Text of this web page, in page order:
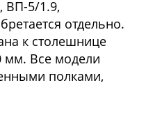
ВП-5/1.9,
отдельно.
к столешнице
мм. Все модели
полками,